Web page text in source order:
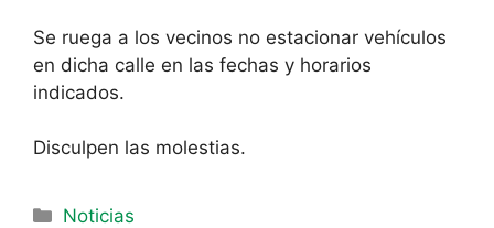
Se ruega a los vecinos no estacionar vehículos
en dicha calle en las fechas y horarios
indicados.
Disculpen las molestias.
Noticias